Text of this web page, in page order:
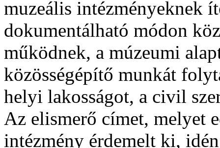
muzeális intézményeknek
dokumentálható módon
működnek, a múzeumi
közösségépítő munkát
helyi lakosságot, a civil
Az elismerő címet, melyet
intézmény érdemelt ki,